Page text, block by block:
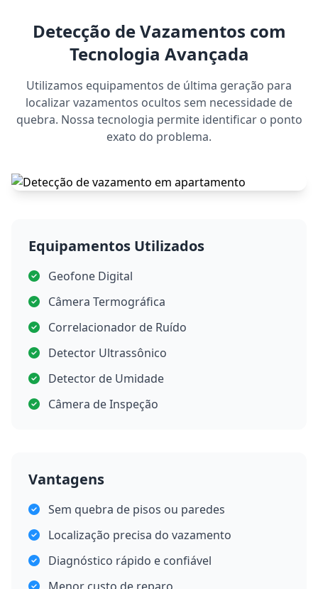
Detecção de Vazamentos com
Tecnologia Avançada
Utilizamos equipamentos de última geração para
localizar vazamentos ocultos sem necessidade de
quebra. Nossa tecnologia permite identificar o ponto
exato do problema.
Equipamentos Utilizados
Geofone Digital
Câmera Termográfica
Correlacionador de Ruído
Detector Ultrassônico
Detector de Umidade
Câmera de Inspeção
Vantagens
Sem quebra de pisos ou paredes
Localização precisa do vazamento
Diagnóstico rápido e confiável